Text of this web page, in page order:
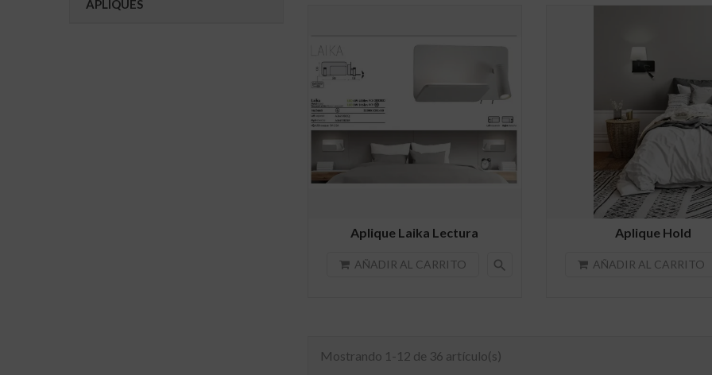
APLIQUES
Aplique Laika Lectura
AÑADIR AL CARRITO search
Aplique Hold
AÑADIR AL CARRITO
Mostrando 1-12 de 36 artículo(s)